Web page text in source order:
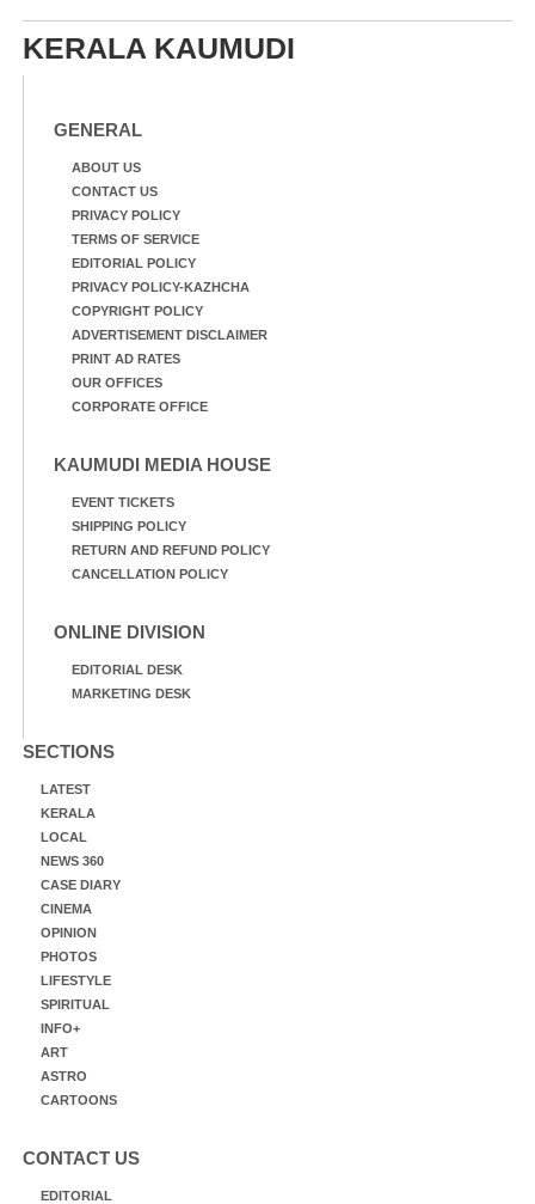
ഓഫീസിനു മുന്നിൽ
കർഷക തൊഴിലാളി
സംയുക്ത സമര സമിതി
പങ്കെടുത്തുകൊണ്ട്
മുൻ മന്ത്രി എസ്. ശർമ്മ
ബീച്ചിൽ നിന്നുള്ള കാഴ്ച്ച
KERALA KAUMUDI
GENERAL
ABOUT US
CONTACT US
PRIVACY POLICY
TERMS OF SERVICE
EDITORIAL POLICY
PRIVACY POLICY-KAZHCHA
COPYRIGHT POLICY
ADVERTISEMENT DISCLAIMER
PRINT AD RATES
OUR OFFICES
CORPORATE OFFICE
KAUMUDI MEDIA HOUSE
EVENT TICKETS
SHIPPING POLICY
RETURN AND REFUND POLICY
CANCELLATION POLICY
ONLINE DIVISION
EDITORIAL DESK
MARKETING DESK
SECTIONS
LATEST
KERALA
LOCAL
NEWS 360
CASE DIARY
CINEMA
OPINION
PHOTOS
LIFESTYLE
SPIRITUAL
INFO+
ART
ASTRO
CARTOONS
CONTACT US
EDITORIAL